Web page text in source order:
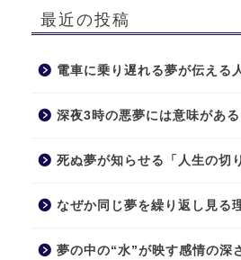
最近の投稿
電車に乗り遅れる夢が伝える
深夜3時の悪夢には意味がある
死ぬ夢が知らせる「人生の切
なぜか同じ夢を繰り返し見る
夢の中の“水”が映す感情の深